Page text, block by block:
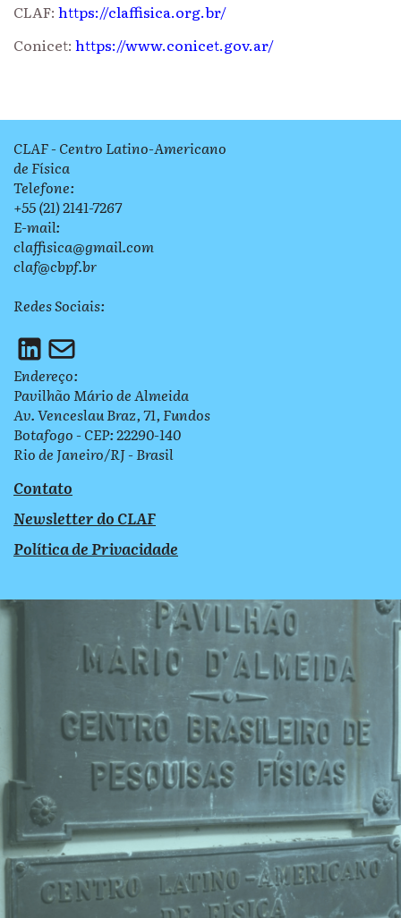
CLAF: https://claffisica.org.br/
Conicet: https://www.conicet.gov.ar/
CLAF - Centro Latino-Americano
de Física
Telefone:
+55 (21) 2141-7267
E-mail:
claffisica@gmail.com
claf@cbpf.br
Redes Sociais:
Endereço:
Pavilhão Mário de Almeida
Av. Venceslau Braz, 71, Fundos
Botafogo - CEP: 22290-140
Rio de Janeiro/RJ - Brasil
Contato
Newsletter do CLAF
Política de Privacidade